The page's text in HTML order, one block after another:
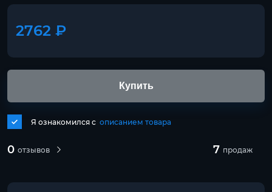
2762 ₽
0 отзывов 7 продаж
Я ознакомился с описанием товара
Купить